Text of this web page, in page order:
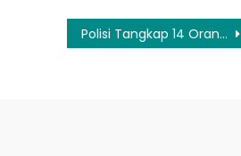
Polisi Tangkap 14 Orang dalam Kerusuhan di Stadion Lukas Enembe